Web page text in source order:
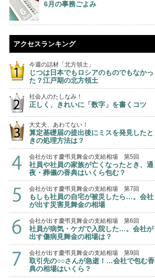
6月の事務ごよみ
アクセスランキング
今週の話材「北方領土」
じつは日本でもロシアのものでもなかっ
た？江戸期の北方領土
社会人のたしなみ！
正しく、きれいに「数字」を書くコツ
大丈夫、あわてない！
算定基礎届の提出後にミスを発見したと
きの処理方法は？
会社が出す慶弔見舞金の支給相場 第5回
社員や社員の家族が亡くなったとき、通
夜・葬儀の香典はいくら包む？
会社が出す慶弔見舞金の支給相場 第7回
もしも社員の自宅が被災したら…。会社
が出す災害見舞金の相場
会社が出す慶弔見舞金の支給相場 第6回
社員が病気・ケガで入院した…。会社が
出す傷病見舞金の相場は？
会社が出す慶弔見舞金の支給相場 第9回
取引先の○○さんが急逝！…会社で包む香
典の相場はいくら？